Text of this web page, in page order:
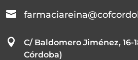


C/ Baldomero Jiménez, 16-
Córdoba)